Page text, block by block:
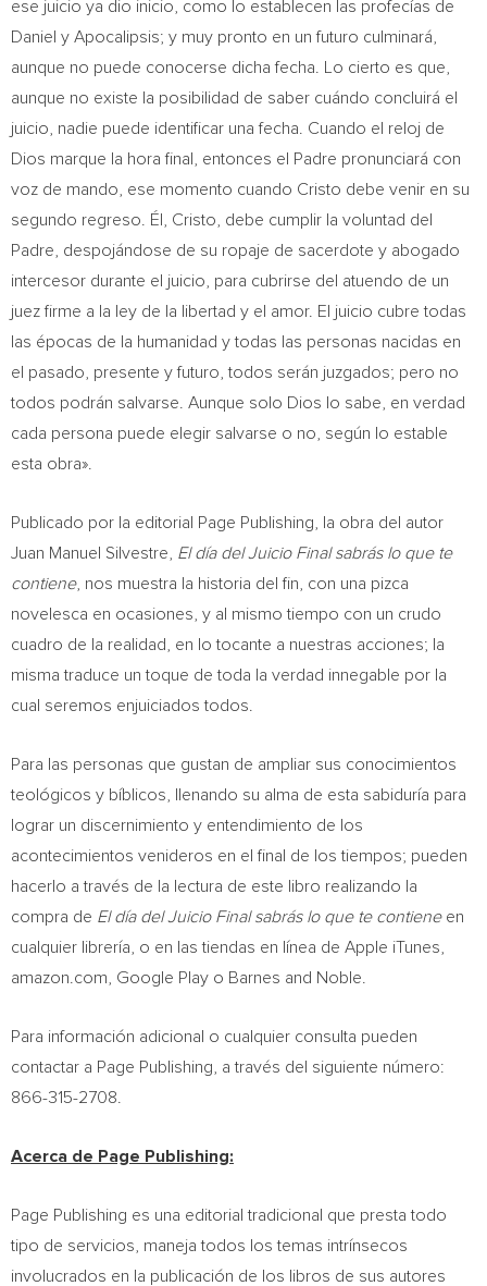
ese juicio ya dio inicio, como lo establecen las profecías de
Daniel y Apocalipsis; y muy pronto en un futuro culminará,
aunque no puede conocerse dicha fecha. Lo cierto es que,
aunque no existe la posibilidad de saber cuándo concluirá el
juicio, nadie puede identificar una fecha. Cuando el reloj de
Dios marque la hora final, entonces el Padre pronunciará con
voz de mando, ese momento cuando Cristo debe venir en su
segundo regreso. Él, Cristo, debe cumplir la voluntad del
Padre, despojándose de su ropaje de sacerdote y abogado
intercesor durante el juicio, para cubrirse del atuendo de un
juez firme a la ley de la libertad y el amor. El juicio cubre todas
las épocas de la humanidad y todas las personas nacidas en
el pasado, presente y futuro, todos serán juzgados; pero no
todos podrán salvarse. Aunque solo Dios lo sabe, en verdad
cada persona puede elegir salvarse o no, según lo estable
esta obra».
Publicado por la editorial Page Publishing, la obra del autor
Juan Manuel Silvestre
El día del Juicio Final sabrás lo que te
contiene, nos muestra la historia del fin, con una pizca
novelesca en ocasiones, y al mismo tiempo con un crudo
cuadro de la realidad, en lo tocante a nuestras acciones; la
misma traduce un toque de toda la verdad innegable por la
cual seremos enjuiciados todos.
Para las personas que gustan de ampliar sus conocimientos
teológicos y bíblicos, llenando su alma de esta sabiduría para
lograr un discernimiento y entendimiento de los
acontecimientos venideros en el final de los tiempos; pueden
hacerlo a través de la lectura de este libro realizando la
compra de El día del Juicio Final sabrás lo que te contiene en
cualquier librería, o en las tiendas en línea de Apple iTunes,
amazon.com, Google Play o Barnes and Noble.
Para información adicional o cualquier consulta pueden
contactar a Page Publishing, a través del siguiente número:
866-315-2708.
Acerca de Page Publishing:
Page Publishing es una editorial tradicional que presta todo
tipo de servicios, maneja todos los temas intrínsecos
involucrados en la publicación de los libros de sus autores